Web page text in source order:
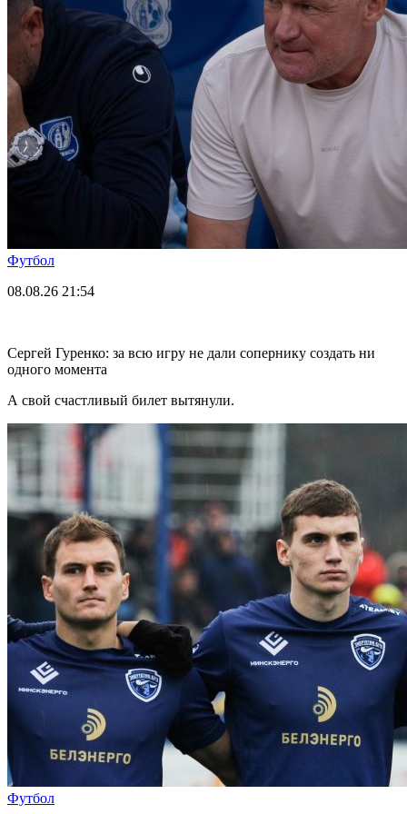
Футбол
08.08.26 21:54
Сергей Гуренко: за всю игру не дали сопернику создать ни
одного момента
А свой счастливый билет вытянули.
Футбол